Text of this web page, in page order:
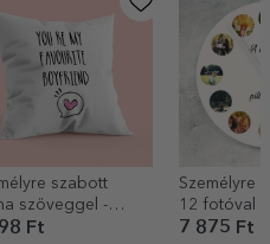
szabott
szöveggel -
barátom
Ft
Személyre
12 fotóval
7 875 Ft